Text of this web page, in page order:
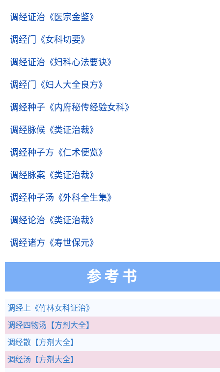
调经证治 《医宗金鉴》
调经门 《女科切要》
调经证治 《妇科心法要诀》
调经门 《妇人大全良方》
调经种子 《内府秘传经验女科》
调经脉候 《类证治裁》
调经种子方 《仁术便览》
调经脉案 《类证治裁》
调经种子汤 《外科全生集》
调经论治 《类证治裁》
调经诸方 《寿世保元》
参考书
调经上 《竹林女科证治》
调经四物汤 【方剂大全】
调经散 【方剂大全】
调经汤 【方剂大全】